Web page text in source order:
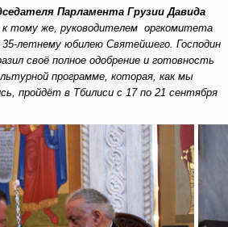
Парламента Грузии Давида
тому же, руководителем оргкомитета
летнему юбилею Святейшего. Господин
своё полное одобрение и готовность
программе, которая, как мы
пройдёт в Тбилиси с 17 по 21 сентября